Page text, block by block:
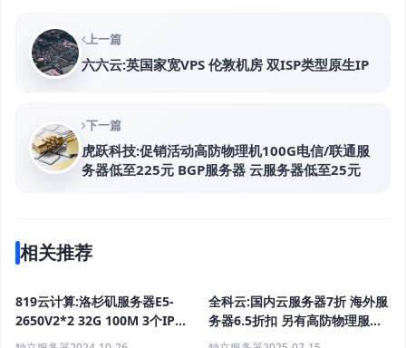
上一篇
六六云:英国家宽VPS 伦敦机房 双ISP类型原生IP
下一篇
虎跃科技:促销活动高防物理机100G电信/联通服
务器低至225元 BGP服务器 云服务器低至25元
相关推荐
819云计算:洛杉矶服务器E5-
2650V2*2 32G 100M 3个IP
1265元/月（活动）
全科云:国内云服务器7折 海外服
务器6.5折扣 另有高防物理服务
器 香港服务器